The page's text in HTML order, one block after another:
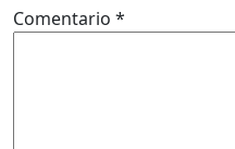
Comentario *